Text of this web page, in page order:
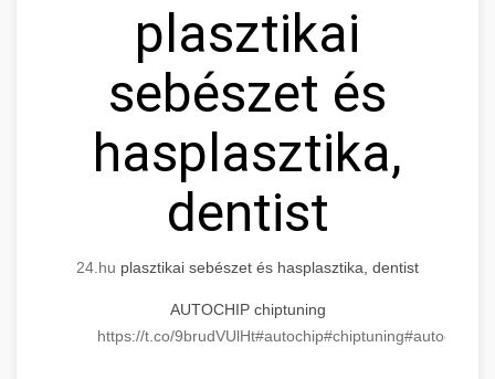
plasztikai
sebészet és
hasplasztika,
dentist
24.hu plasztikai sebészet és hasplasztika, dentist
AUTOCHIP chiptuning
https://t.co/9brudVUlHt#autochip#chiptuning#autochip